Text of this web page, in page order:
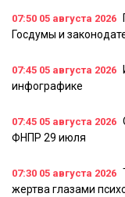
07:50 05 августа 2026
Госдумы и
07:45 05 августа 2026
инфографике
07:45 05 августа 2026
ФНПР 29 июля
07:30 05 августа 2026
жертва глазами